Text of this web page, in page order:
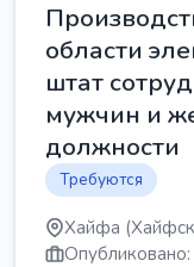
области
штат
мужчин и
должности
Требуются
Хайфа